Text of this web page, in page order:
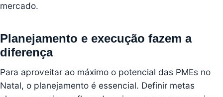
mercado.
Planejamento e execução fazem a
diferença
Para aproveitar ao máximo o potencial das PMEs no
Natal, o planejamento é essencial. Definir metas